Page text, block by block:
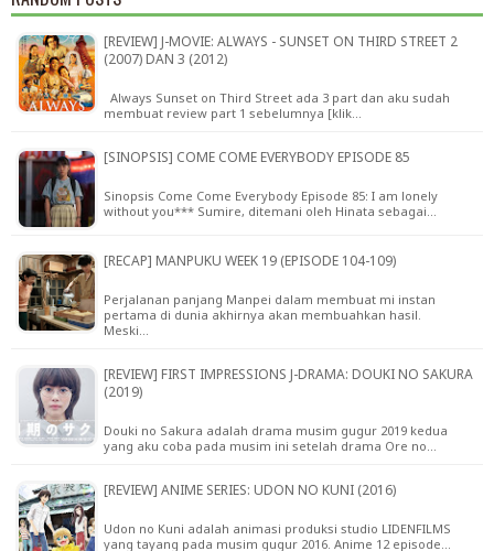
[REVIEW] J-MOVIE: ALWAYS - SUNSET ON THIRD STREET 2
(2007) DAN 3 (2012)
Always Sunset on Third Street ada 3 part dan aku sudah
membuat review part 1 sebelumnya [klik…
[SINOPSIS] COME COME EVERYBODY EPISODE 85
Sinopsis Come Come Everybody Episode 85: I am lonely
without you*** Sumire, ditemani oleh Hinata sebagai…
[RECAP] MANPUKU WEEK 19 (EPISODE 104-109)
Perjalanan panjang Manpei dalam membuat mi instan
pertama di dunia akhirnya akan membuahkan hasil.
Meski…
[REVIEW] FIRST IMPRESSIONS J-DRAMA: DOUKI NO SAKURA
(2019)
Douki no Sakura adalah drama musim gugur 2019 kedua
yang aku coba pada musim ini setelah drama Ore no…
[REVIEW] ANIME SERIES: UDON NO KUNI (2016)
Udon no Kuni adalah animasi produksi studio LIDENFILMS
yang tayang pada musim gugur 2016. Anime 12 episode…